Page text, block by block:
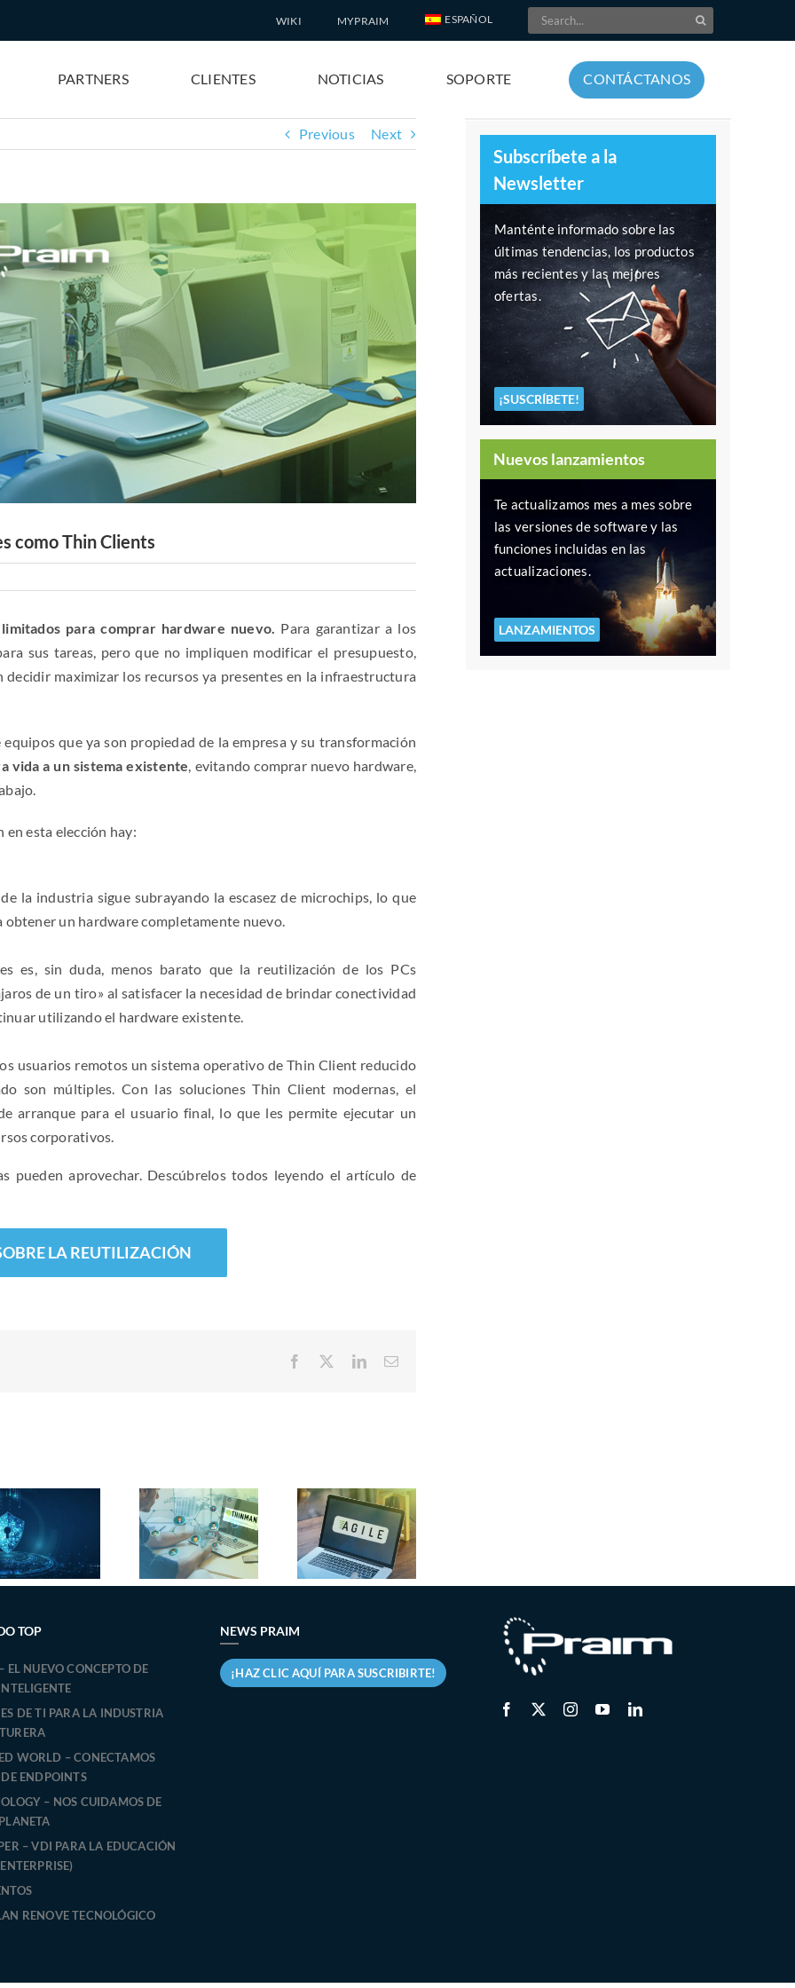
WIKI MYPRAIM ESPAÑOL
Search
for:
PARTNERS CLIENTES NOTICIAS SOPORTE CONTÁCTANOS
Previous Next
como Thin Clients
para comprar hardware nuevo. Para garantizar a los
sus tareas, pero que no impliquen modificar el presupuesto,
maximizar los recursos ya presentes en la infraestructura
equipos que ya son propiedad de la empresa y su transformación
vida a un sistema existente, evitando comprar nuevo hardware,
en esta elección hay:
la industria sigue subrayando la escasez de microchips, lo que
un hardware completamente nuevo.
es, sin duda, menos barato que la reutilización de los PCs
de un tiro» al satisfacer la necesidad de brindar conectividad
utilizando el hardware existente.
usuarios remotos un sistema operativo de Thin Client reducido
son múltiples. Con las soluciones Thin Client modernas, el
arranque para el usuario final, lo que les permite ejecutar un
corporativos.
pueden aprovechar. Descúbrelos todos leyendo el artículo de
LA REUTILIZACIÓN
Facebook LinkedInEmail
función API
Inventario
de ThinMan
Agile 3.0:
automatiza
la gestión de
TI de tu flota
de PC con
obtiene la
certificación
Omnissa
Ready: una
desafíos de
Subscríbete a la
Newsletter
Manténte informado sobre las
últimas tendencias, los productos
más recientes y las mejores
ofertas.
¡SUSCRÍBETE!
Nuevos lanzamientos
Te actualizamos mes a mes sobre
las versiones de software y las
funciones incluidas en las
actualizaciones.
LANZAMIENTOS
TOP
EL NUEVO CONCEPTO DE
DE TI PARA LA INDUSTRIA
WORLD – CONECTAMOS
ENDPOINTS
– NOS CUIDAMOS DE
– VDI PARA LA EDUCACIÓN
RENOVE TECNOLÓGICO
NEWS PRAIM
¡HAZ CLIC AQUÍ PARA SUSCRIBIRTE!